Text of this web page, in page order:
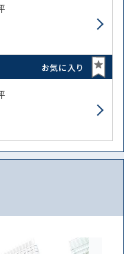
お気に入り